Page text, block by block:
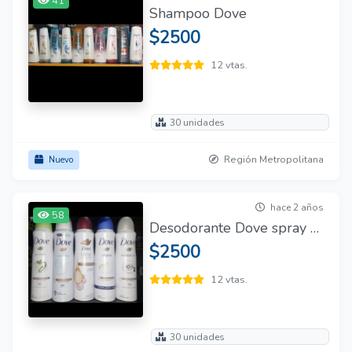
Shampoo Dove
$2500
12 vtas.
30 unidades
Nuevo Región Metropolitana
58
hace 2 años
Desodorante Dove spray hombre y mujer
$2500
12 vtas.
30 unidades